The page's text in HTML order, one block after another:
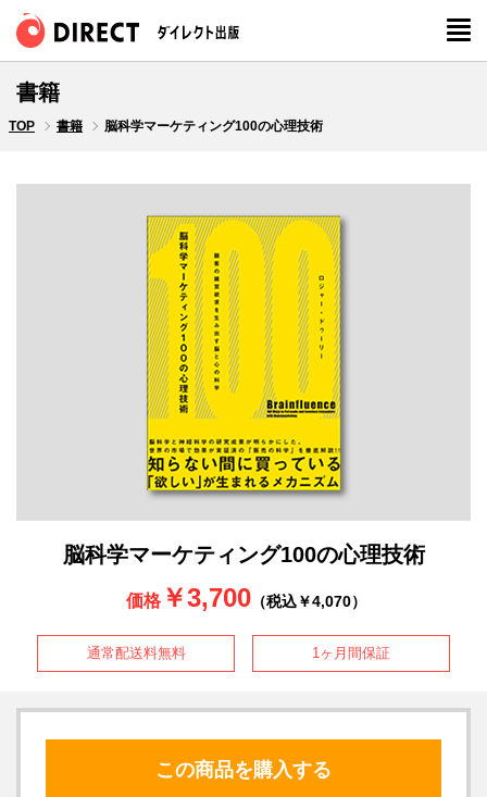
書籍
TOP 書籍 脳科学マーケティング100の心理技術
脳科学マーケティング100の心理技術
価格 ￥3,700 （税込￥4,070）
通常配送料無料 1ヶ月間保証
この商品を購入する